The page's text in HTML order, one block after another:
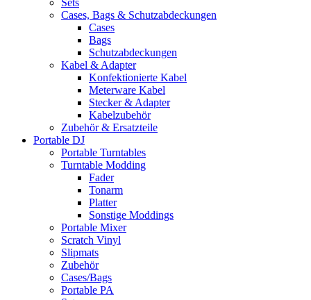
Sets
Cases, Bags & Schutzabdeckungen
Cases
Bags
Schutzabdeckungen
Kabel & Adapter
Konfektionierte Kabel
Meterware Kabel
Stecker & Adapter
Kabelzubehör
Zubehör & Ersatzteile
Portable DJ
Portable Turntables
Turntable Modding
Fader
Tonarm
Platter
Sonstige Moddings
Portable Mixer
Scratch Vinyl
Slipmats
Zubehör
Cases/Bags
Portable PA